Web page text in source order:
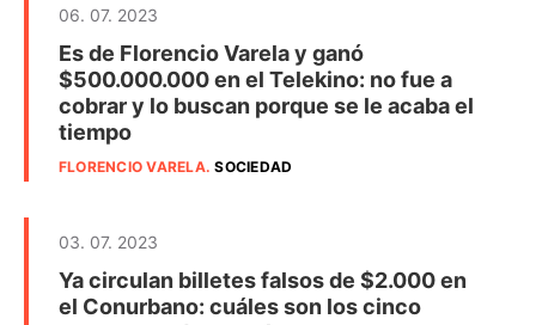
06. 07. 2023
Es de Florencio Varela y ganó
$500.000.000 en el Telekino: no fue a
cobrar y lo buscan porque se le acaba el
tiempo
FLORENCIO VARELA.SOCIEDAD
03. 07. 2023
Ya circulan billetes falsos de $2.000 en
el Conurbano: cuáles son los cinco